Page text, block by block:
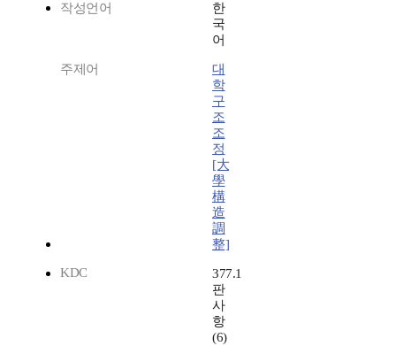
작성언어
한
국
어
주제어
대
학
구
조
조
정
[大
學
構
造
調
整]
KDC
377.1
판
사
항
(6)